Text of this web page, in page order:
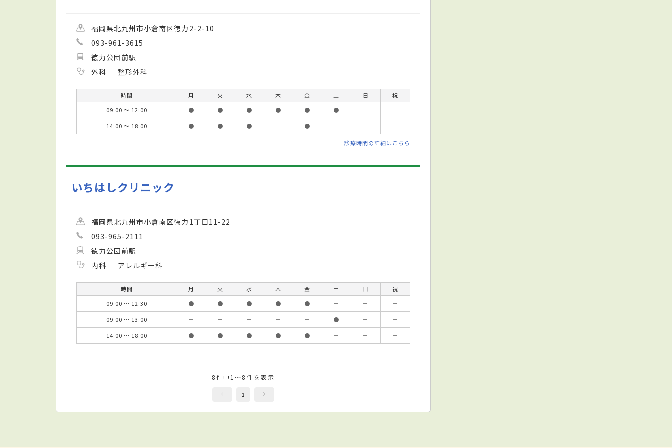
福岡県北九州市小倉南区徳力2-2-10
093-961-3615
徳力公団前駅
外科
整形外科
時間 月 火 水 木 金 土 日
祝
09:00 ～ 12:00
● ● ● ● ● ● －
－
14:00 ～ 18:00
● ● ● － ● － － －
診療時間の詳細はこちら
いちはしクリニック
福岡県北九州市小倉南区徳力1丁目11-22
093-965-2111
徳力公団前駅
内科
アレルギー科
時間 月 火 水 木 金 土 日
祝
09:00 ～ 12:30
● ● ● ● ● － －
－
09:00 ～ 13:00
－ － － － － ● －
－
14:00 ～ 18:00
● ● ● ● ● － － －
8件中1～8件を表示
1